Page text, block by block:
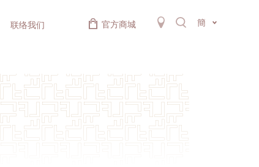
联络我们 官方商城 簡